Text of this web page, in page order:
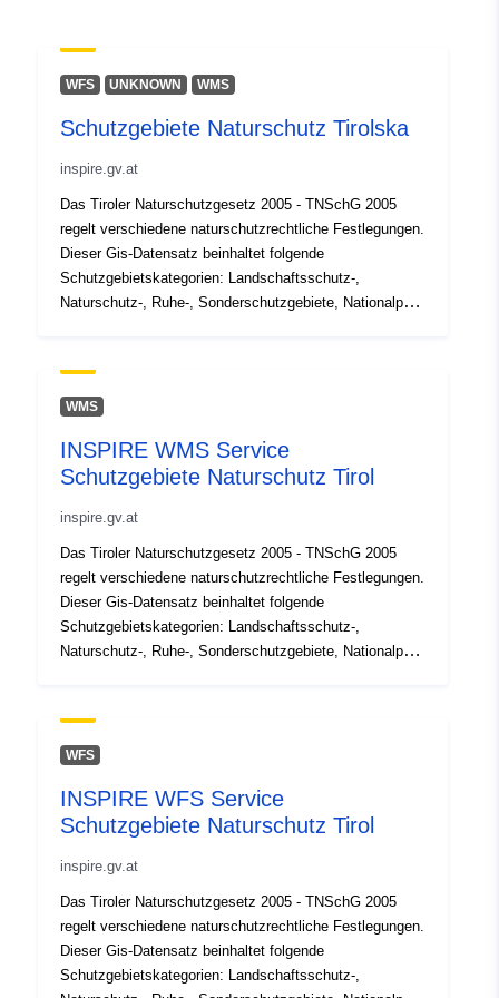
Prostorski:
47.7133947 ], [ 12.8974634,
46.7142244 ], [ 10.2110883,
Ustreza:
Vir:
http://data.europa.eu/eli/reg/2009/
WFS UNKNOWN WMS
Schutzgebiete Naturschutz Tirolska
inspire.gv.at
Das Tiroler Naturschutzgesetz 2005 - TNSchG 2005
regelt verschiedene naturschutzrechtliche Festlegungen.
Dieser Gis-Datensatz beinhaltet folgende
Schutzgebietskategorien: Landschaftsschutz-,
Naturschutz-, Ruhe-, Sonderschutzgebiete, Nationalpark
Datenthema Schutzgebiete (Priloga I) zugeordnet.
WMS
INSPIRE WMS Service
Schutzgebiete Naturschutz Tirol
inspire.gv.at
Das Tiroler Naturschutzgesetz 2005 - TNSchG 2005
regelt verschiedene naturschutzrechtliche Festlegungen.
Dieser Gis-Datensatz beinhaltet folgende
Schutzgebietskategorien: Landschaftsschutz-,
Naturschutz-, Ruhe-, Sonderschutzgebiete, Nationalpark
Datenthema Schutzgebiete (Priloga I) zugeordnet.
WFS
INSPIRE WFS Service
Schutzgebiete Naturschutz Tirol
inspire.gv.at
Das Tiroler Naturschutzgesetz 2005 - TNSchG 2005
regelt verschiedene naturschutzrechtliche Festlegungen.
Dieser Gis-Datensatz beinhaltet folgende
Schutzgebietskategorien: Landschaftsschutz-,